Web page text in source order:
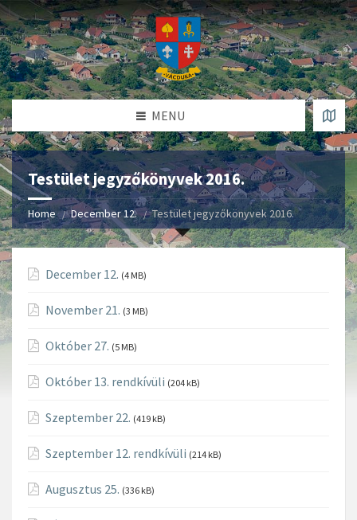
MENU
Testület jegyzőkönyvek 2016.
Home December 12. Testület jegyzőkönyvek 2016.
December 12. (4 MB)
November 21. (3 MB)
Október 27. (5 MB)
Október 13. rendkívüli (204 kB)
Szeptember 22. (419 kB)
Szeptember 12. rendkívüli (214 kB)
Augusztus 25. (336 kB)